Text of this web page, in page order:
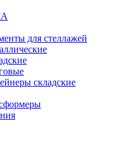
для стеллажей
складские